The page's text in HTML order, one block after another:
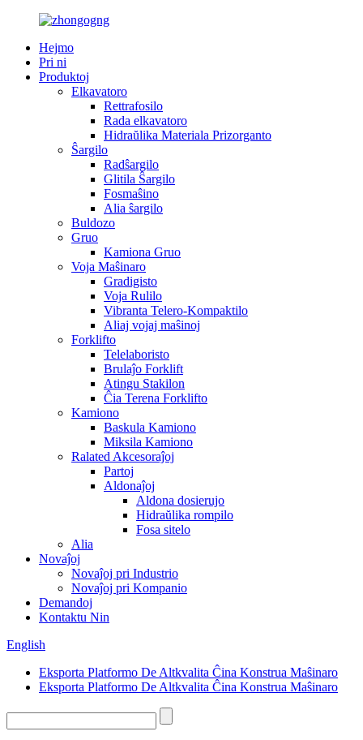
Hejmo
Pri ni
Produktoj
Elkavatoro
Rettrafosilo
Rada elkavatoro
Hidraŭlika Materiala Prizorganto
Ŝargilo
Radŝargilo
Glitila Ŝargilo
Fosmaŝino
Alia ŝargilo
Buldozo
Gruo
Kamiona Gruo
Voja Maŝinaro
Gradigisto
Voja Rulilo
Vibranta Telero-Kompaktilo
Aliaj vojaj maŝinoj
Forklifto
Telelaboristo
Brulaĵo Forklift
Atingu Stakilon
Ĉia Terena Forklifto
Kamiono
Baskula Kamiono
Miksila Kamiono
Ralated Akcesoraĵoj
Partoj
Aldonaĵoj
Aldona dosierujo
Hidraŭlika rompilo
Fosa sitelo
Alia
Novaĵoj
Novaĵoj pri Industrio
Novaĵoj pri Kompanio
Demandoj
Kontaktu Nin
English
Eksporta Platformo De Altkvalita Ĉina Konstrua Maŝinaro
Eksporta Platformo De Altkvalita Ĉina Konstrua Maŝinaro